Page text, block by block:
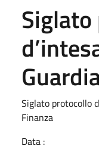
Siglato protocollo
Finanza
Data :